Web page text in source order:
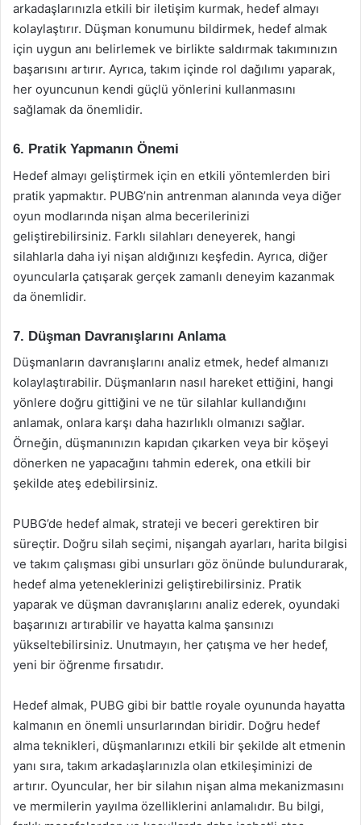
arkadaşlarınızla etkili bir iletişim kurmak, hedef almayı
kolaylaştırır. Düşman konumunu bildirmek, hedef almak
için uygun anı belirlemek ve birlikte saldırmak takımınızın
başarısını artırır. Ayrıca, takım içinde rol dağılımı yaparak,
her oyuncunun kendi güçlü yönlerini kullanmasını
sağlamak da önemlidir.
6. Pratik Yapmanın Önemi
Hedef almayı geliştirmek için en etkili yöntemlerden biri
pratik yapmaktır. PUBG’nin antrenman alanında veya diğer
oyun modlarında nişan alma becerilerinizi
geliştirebilirsiniz. Farklı silahları deneyerek, hangi
silahlarla daha iyi nişan aldığınızı keşfedin. Ayrıca, diğer
oyuncularla çatışarak gerçek zamanlı deneyim kazanmak
da önemlidir.
7. Düşman Davranışlarını Anlama
Düşmanların davranışlarını analiz etmek, hedef almanızı
kolaylaştırabilir. Düşmanların nasıl hareket ettiğini, hangi
yönlere doğru gittiğini ve ne tür silahlar kullandığını
anlamak, onlara karşı daha hazırlıklı olmanızı sağlar.
Örneğin, düşmanınızın kapıdan çıkarken veya bir köşeyi
dönerken ne yapacağını tahmin ederek, ona etkili bir
şekilde ateş edebilirsiniz.
PUBG’de hedef almak, strateji ve beceri gerektiren bir
süreçtir. Doğru silah seçimi, nişangah ayarları, harita bilgisi
ve takım çalışması gibi unsurları göz önünde bulundurarak,
hedef alma yeteneklerinizi geliştirebilirsiniz. Pratik
yaparak ve düşman davranışlarını analiz ederek, oyundaki
başarınızı artırabilir ve hayatta kalma şansınızı
yükseltebilirsiniz. Unutmayın, her çatışma ve her hedef,
yeni bir öğrenme fırsatıdır.
Hedef almak, PUBG gibi bir battle royale oyununda hayatta
kalmanın en önemli unsurlarından biridir. Doğru hedef
alma teknikleri, düşmanlarınızı etkili bir şekilde alt etmenin
yanı sıra, takım arkadaşlarınızla olan etkileşiminizi de
artırır. Oyuncular, her bir silahın nişan alma mekanizmasını
ve mermilerin yayılma özelliklerini anlamalıdır. Bu bilgi,